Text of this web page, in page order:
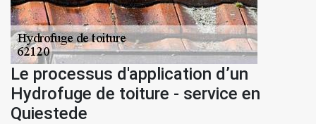
Le processus d'application d’un
Hydrofuge de toiture - service en
Quiestede